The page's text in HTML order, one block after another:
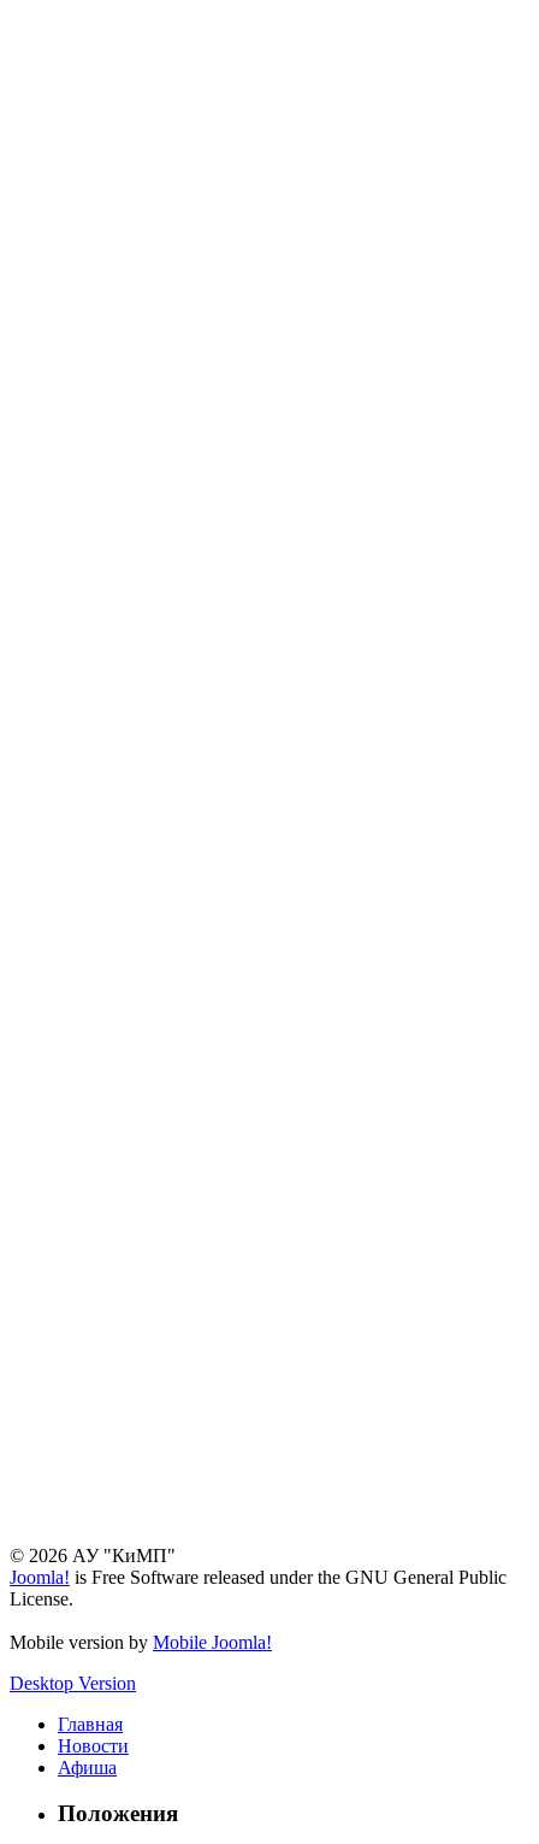
© 2026 АУ "КиМП"
Joomla! is Free Software released under the GNU General Public
License.
Mobile version by Mobile Joomla!
Desktop Version
Главная
Новости
Афиша
Положения